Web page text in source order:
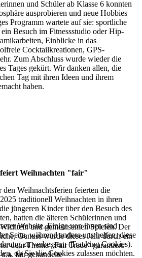
und Schüler ab Klasse 6 konnten
ausprobieren und neue Hobbies
Programm wartete auf sie: sportliche
ein Besuch im Fitnessstudio oder Hip-
Einblicke in das
Cocktailkreationen, GPS-
Zum Abschluss wurde wieder die
Tages gekürt. Wir danken allen, die
Tag mit ihren Ideen und ihrem
haben.
Weihnachten "fair"
Weihnachtsferien feierten die
traditionell Weihnachten in ihren
jüngeren Kinder über den Besuch des
hatten die älteren Schülerinnen und
und gemeinsamen Spielen. Der
Genuss wurde dieses Jahr durch ein
dem Thema „Fair Trade“ garantiert.
fair gehandelte
Website. Einige von ihnen sind
Seite, während andere uns helfen, diese
zu verbessern (Tracking Cookies).
ob Sie die Cookies zulassen möchten.